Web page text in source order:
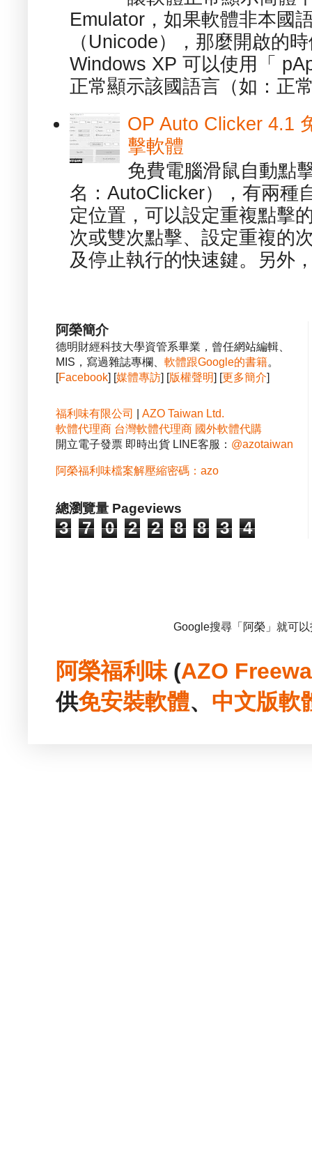
Emulator，如果軟體非本國
（Unicode），那麼開啟的
Windows XP 可以使用「
正常顯示該國語言（如：正
OP Auto Clicker 4.1
擊軟體
免費電腦滑鼠自動點
名：AutoClicker），有兩種
定位置，可以設定重複點擊
次或雙次點擊、設定重複的
及停止執行的快速鍵。另外
阿榮簡介
德明財經科技大學資管系畢業，曾任網站編輯、
MIS，寫過雜誌專欄、 軟體跟Google的書籍。
[Facebook] [媒體專訪] [版權聲明] [更多簡介]
福利味有限公司
AZO Taiwan Ltd.
軟體代理商 台灣軟體代理商 國外軟體代購
開立電子發票 即時出貨 LINE客服： @azotaiwan
阿榮福利味檔案解壓縮密碼：azo
總瀏覽量 Pageviews
3 7 0 2 2 8 8 3 4
Google搜尋「阿榮」就可
阿榮福利味(AZO
供免安裝軟體、 中文版軟